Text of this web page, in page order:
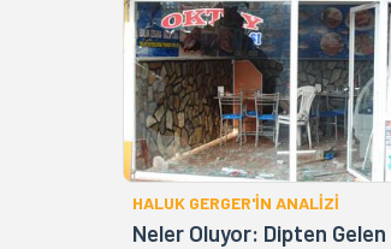
HALUK GERGER'İN ANALİZİ
Neler Oluyor: Dipten